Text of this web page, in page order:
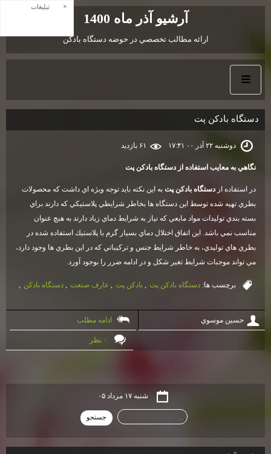
آرشیو آذر ماه 1400
ارائه مطالب تخصصي در حوضه دستگاه بادكن
دستگاه بادكن پت
دوشنبه ۲۲ آذر ۰۰ ۱۷:۴۱
نگاهي به معايب استفاده از دستگاه بادكن پت
در استفاده از دستگاه بادكن پت به اين نكته بايد توجه ويژه اي داشت كه محصولات
بطري تهيه شده توسط اين دستگاه ها بخاطر شرايطي پلاستيكي كه دارند براي
بسته بندي توليدات مواد مايعي كه نياز به شرايط دماي زياد دارند به هيچ عنوان
مناسب نمي باشد. اين اتفاق اختلال دماي بسيار گرم با پلاستيك استفاده شده در
بطري هاي توليدي، به خاطر شرايط جنس و تركيباتي كه در اين بطري ها وجود دارد،
مي تواند موجبات شرايط تغير شكل و در ادامه ضرر را بوجود آورد.
برچسب ها: دستگاه بادكن پت , بادكن پت , عارف صنعت , دستگاه بادكن ,
حسين موسوي ادامه مطلب
۰ نظر
شنبه ۱۷ مرداد ۰۵
تبلیغات ×